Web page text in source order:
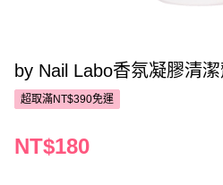
by Nail Labo香氛凝膠清潔
超取滿NT$390免運
NT$180